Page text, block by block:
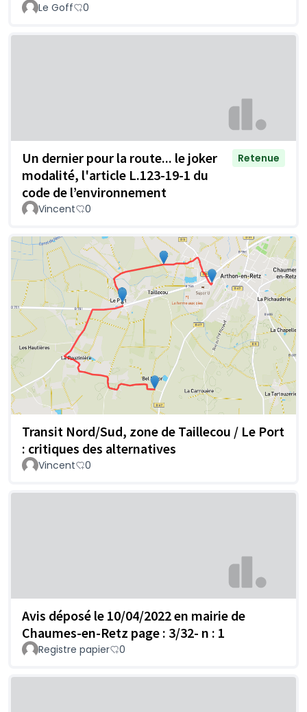
Le Goff
0
Un dernier pour la route... le joker
modalité, l'article L.123-19-1 du
code de l’environnement
Retenue
Vincent 0
Transit Nord/Sud, zone de Taillecou / Le Port
: critiques des alternatives
Vincent 0
Avis déposé le 10/04/2022 en mairie de
Chaumes-en-Retz page : 3/32- n : 1
Registre papier 0